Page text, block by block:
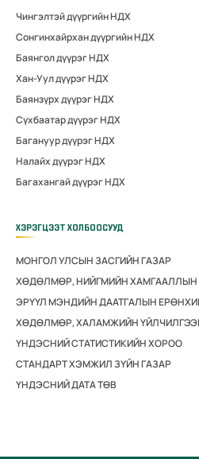
Чингэлтэй дүүргийн НДХ
Сонгинхайрхан дүүргийн НДХ
Баянгол дүүрэг НДХ
Хан-Уул дүүрэг НДХ
Баянзүрх дүүрэг НДХ
Сүхбаатар дүүрэг НДХ
Багануур дүүрэг НДХ
Налайх дүүрэг НДХ
Багахангай дүүрэг НДХ
ХЭРЭГЦЭЭТ ХОЛБООСУУД
МОНГОЛ УЛСЫН ЗАСГИЙН ГАЗАР
ХӨДӨЛМӨР, НИЙГМИЙН
ЭРҮҮЛ МЭНДИЙН ДААТГАЛЫН
ХӨДӨЛМӨР, ХАЛАМЖИЙН
ҮНДЭСНИЙ СТАТИСТИКИЙН ХОРОО
СТАНДАРТ ХЭМЖИЛ ЗҮЙН ГАЗАР
ҮНДЭСНИЙ ДАТА ТӨВ